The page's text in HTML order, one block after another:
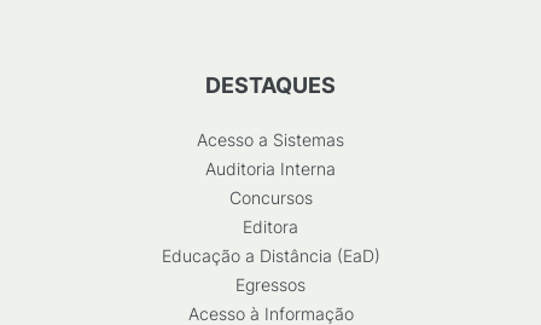
DESTAQUES
Acesso a Sistemas
Auditoria Interna
Concursos
Editora
Educação a Distância (EaD)
Egressos
Acesso à Informação